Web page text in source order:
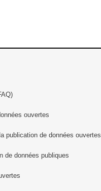
ouvertes
publication de données ouvertes
de données publiques